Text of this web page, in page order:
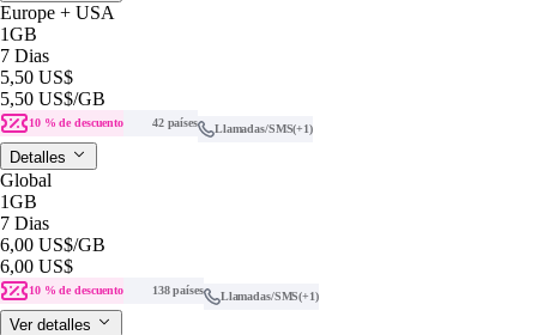
Europe + USA
1GB
7 Dias
5,50 US$
5,50 US$/GB
10 % de descuento 42 países Llamadas/SMS(+1)
Detalles
Global
1GB
7 Dias
6,00 US$/GB
6,00 US$
10 % de descuento 138 países Llamadas/SMS(+1)
Ver detalles